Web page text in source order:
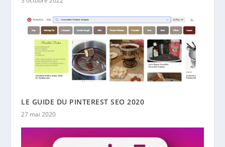
LE GUIDE DU PINTEREST SEO 2020
27 mai 2020